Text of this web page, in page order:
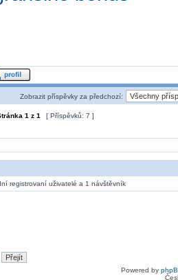
Zobrazit příspěvky za předchozí:
1 z 1 [ Příspěvků: 7 ]
registrovaní uživatelé a 1 návštěvník
Powered by